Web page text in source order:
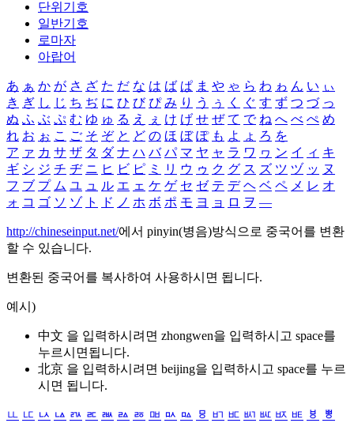
단위기호
일반기호
로마자
아랍어
あ ぁ か が さ ざ た だ な は ば ぱ ま や ゃ ら わ ゎ ん い ぃ
き ぎ し じ ち ぢ に ひ び ぴ み り う ぅ く ぐ す ず つ づ っ
ぬ ふ ぶ ぷ む ゆ ゅ る え ぇ け げ せ ぜ て で ね へ べ ぺ め
れ お ぉ こ ご そ ぞ と ど の ほ ぼ ぽ も よ ょ ろ を
ア ァ カ サ ザ タ ダ ナ ハ バ パ マ ヤ ャ ラ ワ ヮ ン イ ィ キ
ギ シ ジ チ ヂ ニ ヒ ビ ピ ミ リ ウ ゥ ク グ ス ズ ツ ヅ ッ ヌ
フ ブ プ ム ユ ュ ル エ ェ ケ ゲ セ ゼ テ デ ヘ ベ ペ メ レ オ
ォ コ ゴ ソ ゾ ト ド ノ ホ ボ ポ モ ヨ ョ ロ ヲ ―
http://chineseinput.net/에서 pinyin(병음)방식으로 중국어를 변환
할 수 있습니다.
변환된 중국어를 복사하여 사용하시면 됩니다.
예시)
中文 을 입력하시려면 zhongwen을 입력하시고 space를
누르시면됩니다.
北京 을 입력하시려면 beijing을 입력하시고 space를 누르
시면 됩니다.
ㅥ ㅦ ㅧ ㅨ ㅩ ㅪ ㅫ ㅬ ㅭ ㅮ ㅯ ㅰ ㅱ ㅲ ㅳ ㅴ ㅵ ㅶ ㅷ ㅸ
ㅹ